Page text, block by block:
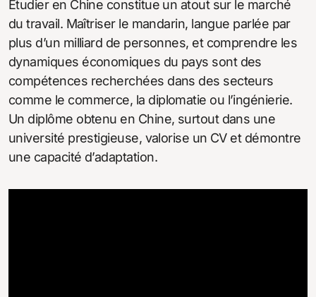
Étudier en Chine constitue un atout sur le marché
du travail. Maîtriser le mandarin, langue parlée par
plus d’un milliard de personnes, et comprendre les
dynamiques économiques du pays sont des
compétences recherchées dans des secteurs
comme le commerce, la diplomatie ou l’ingénierie.
Un diplôme obtenu en Chine, surtout dans une
université prestigieuse, valorise un CV et démontre
une capacité d’adaptation.